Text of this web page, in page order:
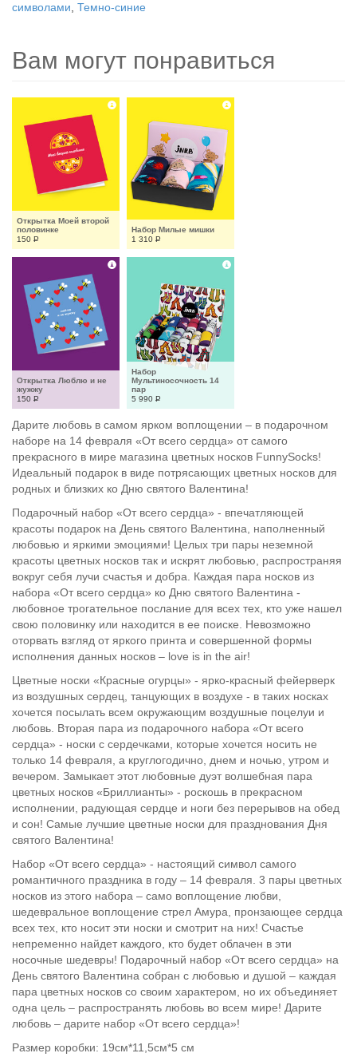
символами Темно-синие
Вам могут понравиться
Открытка Моей второй
половинке
150 Р
Набор Милые мишки
1 310 Р
Открытка Люблю и не
жужжу
150 Р
Набор
Мультиносочность 14
пар
5 990 Р
Дарите любовь в самом ярком воплощении – в подарочном
наборе на 14 февраля «От всего сердца» от самого
прекрасного в мире магазина цветных носков FunnySocks!
Идеальный подарок в виде потрясающих цветных носков для
родных и близких ко Дню святого Валентина!
Подарочный набор «От всего сердца» - впечатляющей
красоты подарок на День святого Валентина, наполненный
любовью и яркими эмоциями! Целых три пары неземной
красоты цветных носков так и искрят любовью, распространяя
вокруг себя лучи счастья и добра. Каждая пара носков из
набора «От всего сердца» ко Дню святого Валентина -
любовное трогательное послание для всех тех, кто уже нашел
свою половинку или находится в ее поиске. Невозможно
оторвать взгляд от яркого принта и совершенной формы
исполнения данных носков – love is in the air!
Цветные носки «Красные огурцы» - ярко-красный фейерверк
из воздушных сердец, танцующих в воздухе - в таких носках
хочется посылать всем окружающим воздушные поцелуи и
любовь. Вторая пара из подарочного набора «От всего
сердца» - носки с сердечками, которые хочется носить не
только 14 февраля, а круглогодично, днем и ночью, утром и
вечером. Замыкает этот любовные дуэт волшебная пара
цветных носков «Бриллианты» - роскошь в прекрасном
исполнении, радующая сердце и ноги без перерывов на обед
и сон! Самые лучшие цветные носки для празднования Дня
святого Валентина!
Набор «От всего сердца» - настоящий символ самого
романтичного праздника в году – 14 февраля. 3 пары цветных
носков из этого набора – само воплощение любви,
шедевральное воплощение стрел Амура, пронзающее сердца
всех тех, кто носит эти носки и смотрит на них! Счастье
непременно найдет каждого, кто будет облачен в эти
носочные шедевры! Подарочный набор «От всего сердца» на
День святого Валентина собран с любовью и душой – каждая
пара цветных носков со своим характером, но их объединяет
одна цель – распространять любовь во всем мире! Дарите
любовь – дарите набор «От всего сердца»!
Размер коробки: 19см*11,5см*5 см